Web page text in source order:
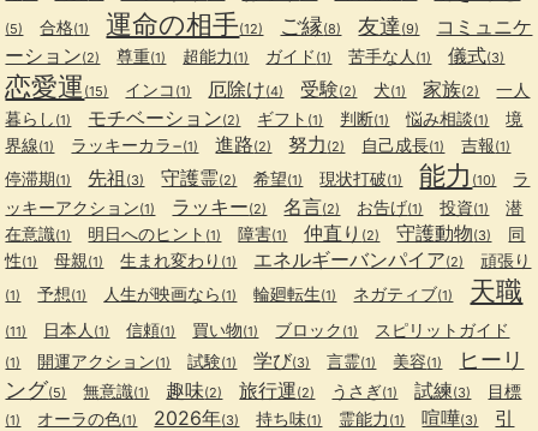
(5) 合格(1) 運命の相手(12) ご縁(8) 友達 (9)
コミュニケ
ーション(2) 尊重(1) 超能力 (1) ガイド (1) 苦手な人 (1) 儀式(3)
恋愛運 (15) インコ (1) 厄除け(4) 受験(2) 犬(1) 家族(2)
一人
暮らし (1) モチベーション(2) ギフト (1) 判断(1) 悩み相談(1)
境
界線(1) ラッキーカラ−(1) 進路(2) 努力 (2) 自己成長(1) 吉報(1)
停滞期(1) 先祖 (3) 守護霊(2) 希望(1) 現状打破(1) 能力 (10)
ラ
ッキーアクション(1) ラッキー(2) 名言(2) お告げ(1) 投資(1)
潜
在意識(1) 明日へのヒント (1) 障害(1) 仲直り (2) 守護動物(3)
同
性(1) 母親(1) 生まれ変わり (1) エネルギーバンパイア(2) 頑張り
(1) 予想(1) 人生が映画なら (1) 輪廻転生(1) ネガティブ(1) 天職
(11) 日本人 (1) 信頼(1) 買い物(1) ブロック (1) スピリットガイド
(1) 開運アクション(1) 試験(1) 学び(3) 言霊(1) 美容(1)
ヒーリ
ング(5) 無意識(1) 趣味(2) 旅行運(2) うさぎ(1) 試練(3) 目標
(1) オーラの色(1) 2026年(3) 持ち味(1) 霊能力 (1) 喧嘩(3)
引